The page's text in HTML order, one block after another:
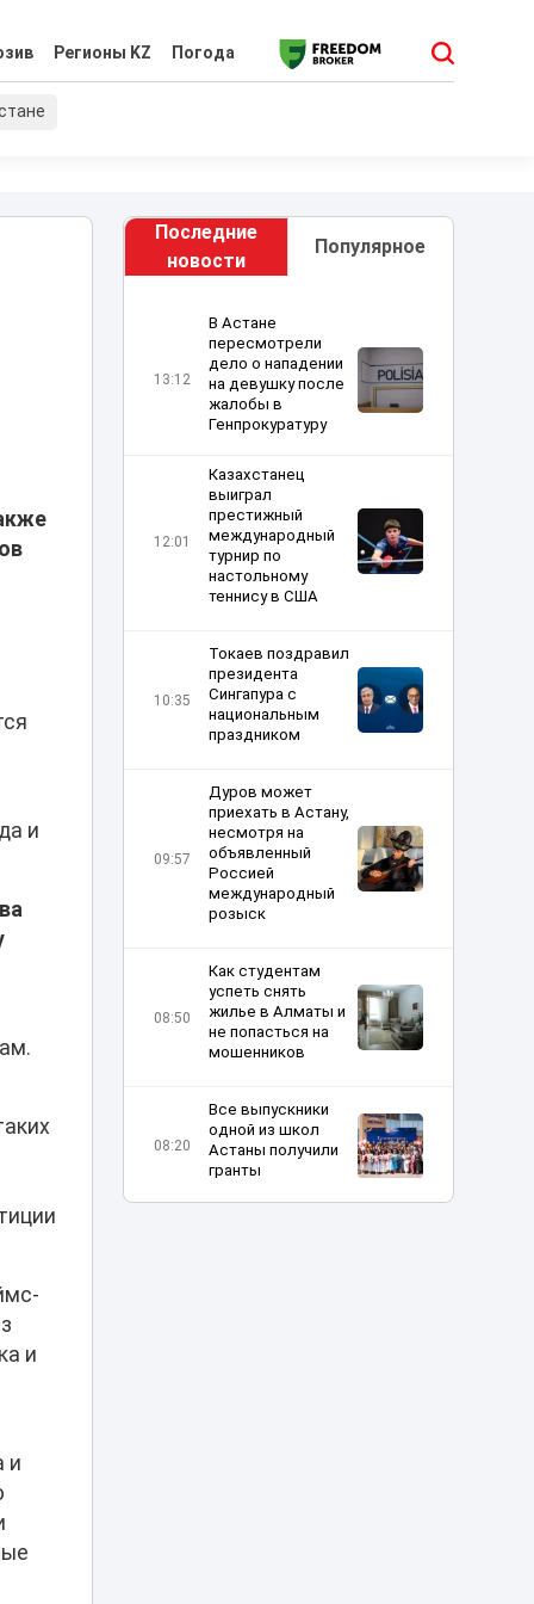
Регионы KZ Погода
и
и
и
Последние
новости
Популярное
13:12
В Астане
пересмотрели
дело о нападении
на девушку после
жалобы в
Генпрокуратуру
12:01
Казахстанец
выиграл
престижный
международный
турнир по
настольному
теннису в США
10:35
Токаев поздравил
президента
Сингапура с
национальным
праздником
09:57
Дуров может
приехать в Астану,
несмотря на
объявленный
Россией
международный
розыск
08:50
Как студентам
успеть снять
жилье в Алматы и
не попасться на
мошенников
08:20
Все выпускники
одной из школ
Астаны получили
гранты